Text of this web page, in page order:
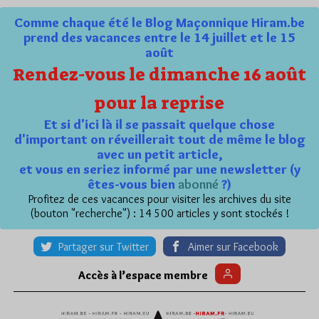
Comme chaque été le Blog Maçonnique Hiram.be
prend des vacances entre le 14 juillet et le 15
août
Rendez-vous le dimanche 16 août
pour la reprise
Et si d'ici là il se passait quelque chose
d'important on réveillerait tout de même le blog
avec un petit article,
et vous en seriez informé par une newsletter (y
êtes-vous bien abonné ?)
Profitez de ces vacances pour visiter les archives du site
(bouton "recherche") : 14 500 articles y sont stockés !
Partager sur Twitter Aimer sur Facebook
Accès à l’espace membre